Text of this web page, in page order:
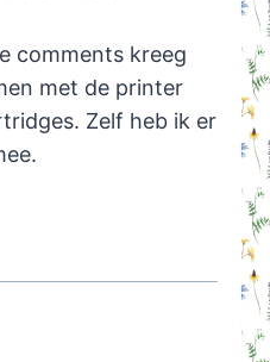
comments kreeg
met de printer
Zelf heb ik er